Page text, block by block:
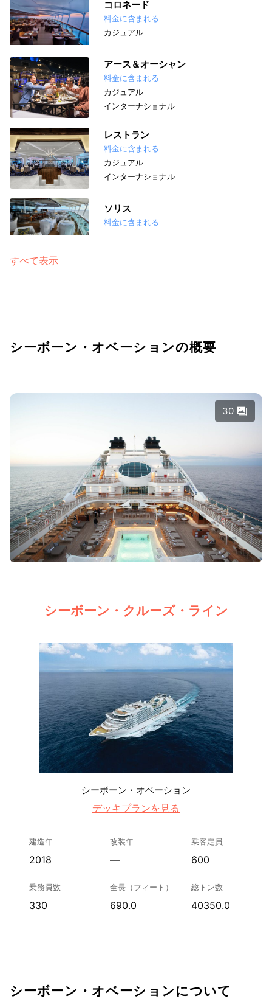
コロネード
料金に含まれる
カジュアル
アース＆オーシャン
料金に含まれる
カジュアル
インターナショナル
レストラン
料金に含まれる
カジュアル
インターナショナル
ソリス
料金に含まれる
すべて表示
シーボーン・オベーションの概要
30
シーボーン・クルーズ・ライン
シーボーン・オベーション
デッキプランを見る
建造年
2018
改装年
—
乗客定員
600
乗務員数
330
全長（フィート）
690.0
総トン数
40350.0
シーボーン・オベーションについて